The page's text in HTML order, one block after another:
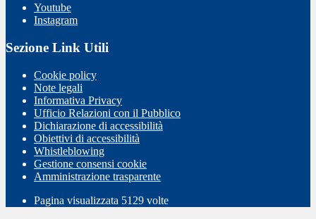
Youtube
Instagram
Sezione Link Utili
Cookie policy
Note legali
Informativa Privacy
Ufficio Relazioni con il Pubblico
Dichiarazione di accessibilità
Obiettivi di accessibilità
Whistleblowing
Gestione consensi cookie
Amministrazione trasparente
Pagina visualizzata 5129 volte